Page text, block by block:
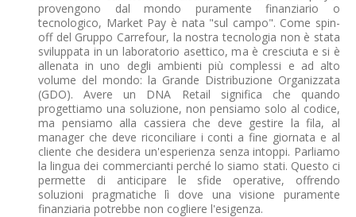
provengono dal mondo puramente finanziario o
tecnologico, Market Pay è nata "sul campo". Come spin-
off del Gruppo Carrefour, la nostra tecnologia non è stata
sviluppata in un laboratorio asettico, ma è cresciuta e si è
allenata in uno degli ambienti più complessi e ad alto
volume del mondo: la Grande Distribuzione Organizzata
(GDO). Avere un DNA Retail significa che quando
progettiamo una soluzione, non pensiamo solo al codice,
ma pensiamo alla cassiera che deve gestire la fila, al
manager che deve riconciliare i conti a fine giornata e al
cliente che desidera un'esperienza senza intoppi. Parliamo
la lingua dei commercianti perché lo siamo stati. Questo ci
permette di anticipare le sfide operative, offrendo
soluzioni pragmatiche lì dove una visione puramente
finanziaria potrebbe non cogliere l'esigenza.